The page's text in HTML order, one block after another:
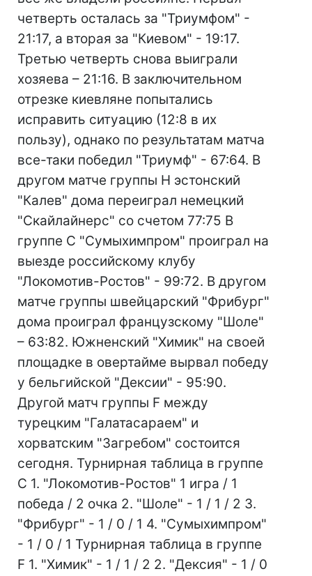
четверть осталась за "Триумфом" -
21:17, а вторая за "Киевом" - 19:17.
Третью четверть снова выиграли
хозяева – 21:16. В заключительном
отрезке киевляне попытались
исправить ситуацию (12:8 в их
пользу), однако по результатам матча
все-таки победил "Триумф" - 67:64. В
другом матче группы Н эстонский
"Калев" дома переиграл немецкий
"Скайлайнерс" со счетом 77:75 В
группе С "Сумыхимпром" проиграл на
выезде российскому клубу
"Локомотив-Ростов" - 99:72. В другом
матче группы швейцарский "Фрибург"
дома проиграл французскому "Шоле"
– 63:82. Южненский "Химик" на своей
площадке в овертайме вырвал победу
у бельгийской "Дексии" - 95:90.
Другой матч группы F между
турецким "Галатасараем" и
хорватским "Загребом" состоится
сегодня. Турнирная таблица в группе
С 1. "Локомотив-Ростов" 1 игра / 1
победа / 2 очка 2. "Шоле" - 1 / 1 / 2 3.
"Фрибург" - 1 / 0 / 1 4. "Сумыхимпром"
- 1 / 0 / 1 Турнирная таблица в группе
F 1. "Химик" - 1 / 1 / 2 2. "Дексия" - 1 / 0